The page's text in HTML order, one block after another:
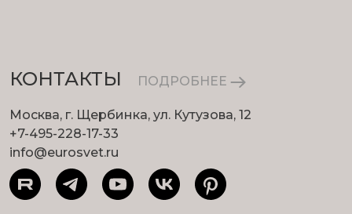
КОНТАКТЫ ПОДРОБНЕЕ
Москва, г. Щербинка, ул. Кутузова, 12
+7-495-228-17-33
info@eurosvet.ru